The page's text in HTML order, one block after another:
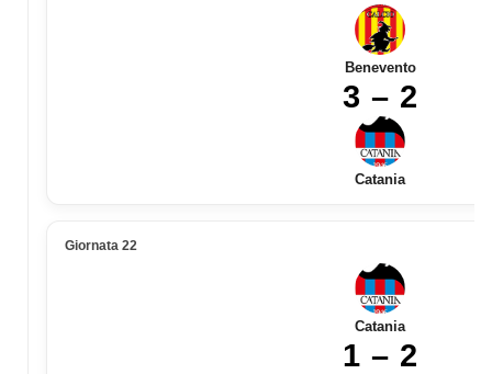
Benevento
3 – 2
Catania
Giornata 22
Catania
1 – 2